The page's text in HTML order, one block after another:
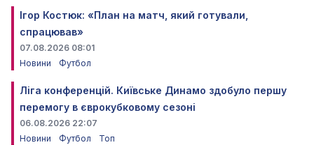
Ігор Костюк: «План на матч, який готували,
спрацював»
07.08.2026 08:01
Новини
Футбол
Ліга конференцій. Київське Динамо здобуло першу
перемогу в єврокубковому сезоні
06.08.2026 22:07
Новини
Футбол Топ